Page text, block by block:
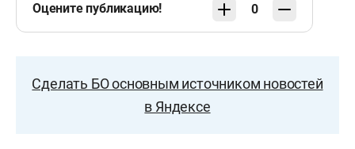
Оцените публикацию! 0
Сделать БО основным источником новостей
в Яндексе